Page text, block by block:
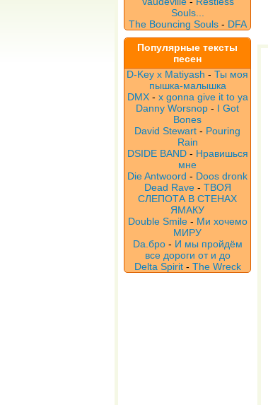
Souls...
The Bouncing Souls- DFA
Популярные тексты
песен
D-Key x Matiyash - Ты моя
пышка-малышка
DMX- x gonna give it to ya
Danny Worsnop - I Got
Bones
David Stewart - Pouring
Rain
DSIDE BAND- Нравишься
мне
Die Antwoord - Doos dronk
Dead Rave- ТВОЯ
СЛЕПОТА В СТЕНАХ
ЯМАКУ
Double Smile- Ми хочемо
МИРУ
Da.бро- И мы пройдём
все дороги от и до
Delta Spirit- The Wreck